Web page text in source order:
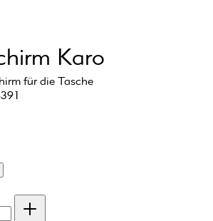
Karo
für die Tasche